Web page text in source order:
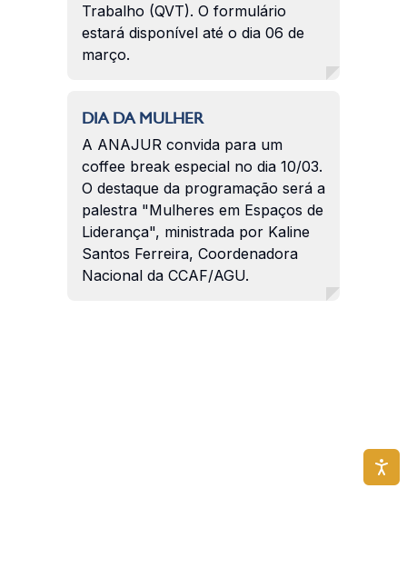
Trabalho (QVT). O formulário
estará disponível até o dia 06 de
março.
DIA DA MULHER
A ANAJUR convida para um
coffee break especial no dia 10/03.
O destaque da programação será a
palestra "Mulheres em Espaços de
Liderança", ministrada por Kaline
Santos Ferreira, Coordenadora
Nacional da CCAF/AGU.